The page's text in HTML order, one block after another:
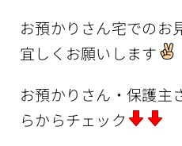
お預かりさん宅でのお
宜しくお願いします
お預かりさん・保護主
らからチェック